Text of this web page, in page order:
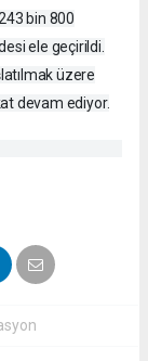
bin 800
ele geçirildi.
üzere
devam ediyor.